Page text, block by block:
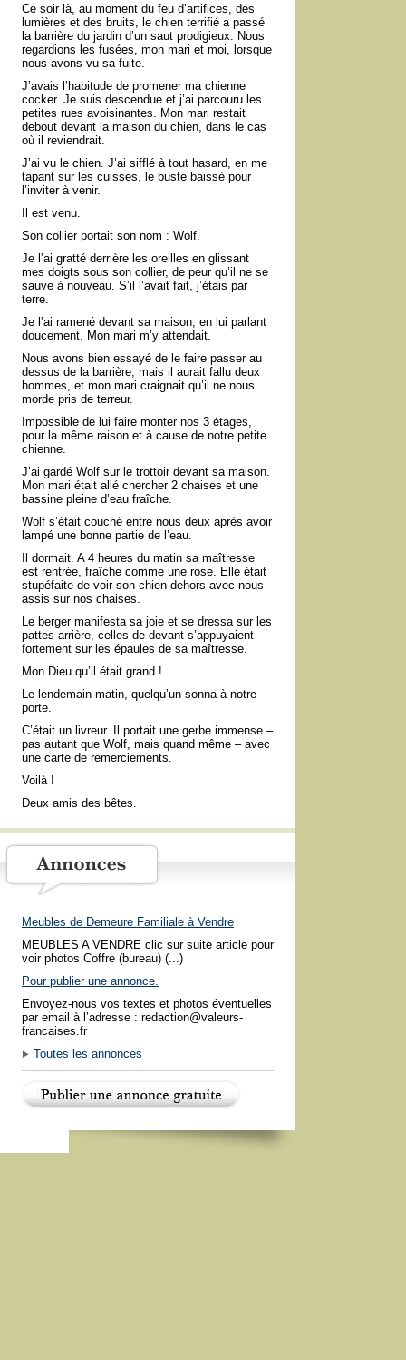
Ce soir là, au moment du feu d’artifices, des
lumières et des bruits, le chien terrifié a passé
la barrière du jardin d’un saut prodigieux. Nous
regardions les fusées, mon mari et moi, lorsque
nous avons vu sa fuite.
J’avais l’habitude de promener ma chienne
cocker. Je suis descendue et j’ai parcouru les
petites rues avoisinantes. Mon mari restait
debout devant la maison du chien, dans le cas
où il reviendrait.
J’ai vu le chien. J’ai sifflé à tout hasard, en me
tapant sur les cuisses, le buste baissé pour
l’inviter à venir.
Il est venu.
Son collier portait son nom : Wolf.
Je l’ai gratté derrière les oreilles en glissant
mes doigts sous son collier, de peur qu’il ne se
sauve à nouveau. S’il l’avait fait, j’étais par
terre.
Je l’ai ramené devant sa maison, en lui parlant
doucement. Mon mari m’y attendait.
Nous avons bien essayé de le faire passer au
dessus de la barrière, mais il aurait fallu deux
hommes, et mon mari craignait qu’il ne nous
morde pris de terreur.
Impossible de lui faire monter nos 3 étages,
pour la même raison et à cause de notre petite
chienne.
J’ai gardé Wolf sur le trottoir devant sa maison.
Mon mari était allé chercher 2 chaises et une
bassine pleine d’eau fraîche.
Wolf s’était couché entre nous deux après avoir
lampé une bonne partie de l’eau.
Il dormait. A 4 heures du matin sa maîtresse
est rentrée, fraîche comme une rose. Elle était
stupéfaite de voir son chien dehors avec nous
assis sur nos chaises.
Le berger manifesta sa joie et se dressa sur les
pattes arrière, celles de devant s’appuyaient
fortement sur les épaules de sa maîtresse.
Mon Dieu qu’il était grand !
Le lendemain matin, quelqu’un sonna à notre
porte.
C’était un livreur. Il portait une gerbe immense –
pas autant que Wolf, mais quand même – avec
une carte de remerciements.
Voilà !
Deux amis des bêtes.
Meubles de Demeure Familiale à Vendre
MEUBLES A VENDRE clic sur suite article pour
voir photos Coffre (bureau) (...)
Pour publier une annonce.
Envoyez-nous vos textes et photos éventuelles
par email à l’adresse : redaction@valeurs-
francaises.fr
Toutes les annonces